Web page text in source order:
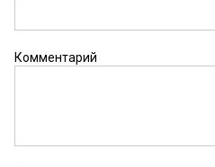
Комментарий